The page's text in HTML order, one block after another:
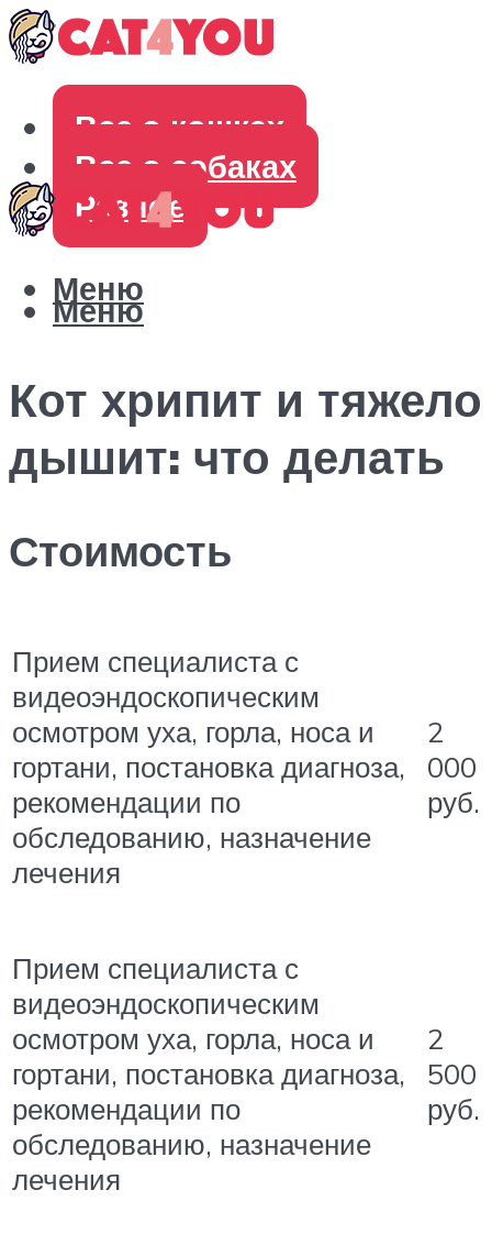
Все о кошках
Все о собаках
Разное
Меню
Меню
Кот хрипит и тяжело
дышит: что делать
Стоимость
Прием специалиста с
видеоэндоскопическим
осмотром уха, горла, носа и
гортани, постановка диагноза,
рекомендации по
обследованию, назначение
лечения
2
000
руб.
Прием специалиста с
видеоэндоскопическим
осмотром уха, горла, носа и
гортани, постановка диагноза,
рекомендации по
обследованию, назначение
лечения
2
500
руб.